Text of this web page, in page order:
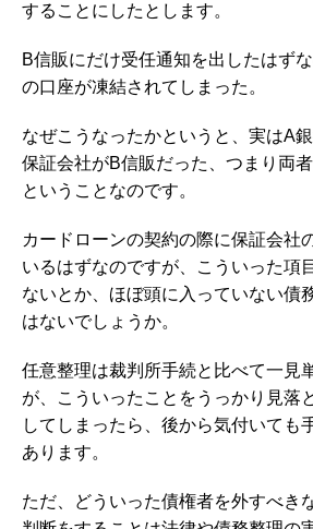
することにしたとします。
B信販にだけ受任通知を出したはず
の口座が凍結されてしまった。
なぜこうなったかというと、実はA
保証会社がB信販だった、つまり両
ということなのです。
カードローンの契約の際に保証会社
いるはずなのですが、こういった項
ないとか、ほぼ頭に入っていない債
はないでしょうか。
任意整理は裁判所手続と比べて一見
が、こういったことをうっかり見落
してしまったら、後から気付いても
あります。
ただ、どういった債権者を外すべき